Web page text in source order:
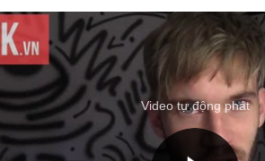
Video tự động phát